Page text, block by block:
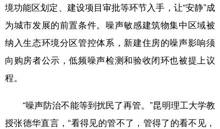
境功能区划定、建设项目审批等环节入手，让“安静”成
为城市发展的前置条件。噪声敏感建筑物集中区域被
纳入生态环境分区管控体系，新建住房的噪声影响须
向购房者公示，低频噪声检测和验收闭环也被提上议
程。
“噪声防治不能等到扰民了再管。”昆明理工大学教
授张德华直言，“看得见的管不了，管得了的看不见，